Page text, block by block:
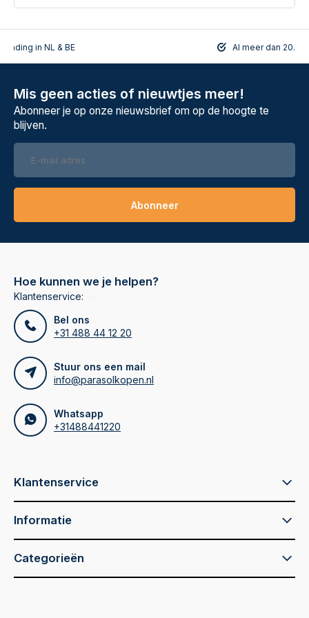
in NL & BE Al meer dan
Mis geen acties of nieuwtjes meer!
Abonneer je op onze nieuwsbrief om op de hoogte te
blijven.
Abonneer
Hoe kunnen we je helpen?
Klantenservice:
Bel ons
+31 488 44 12 20
Stuur ons een mail
info@parasolkopen.nl
Whatsapp
+31488441220
Klantenservice
Informatie
Categorieën